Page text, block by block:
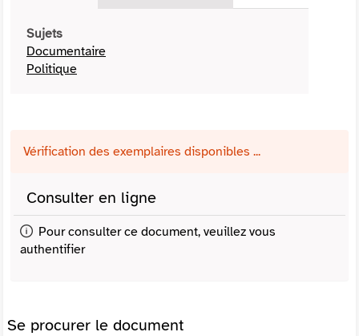
Sujets
Documentaire
Politique
Vérification des exemplaires disponibles ...
Consulter en ligne
Pour consulter ce document, veuillez vous
authentifier
Se procurer le document